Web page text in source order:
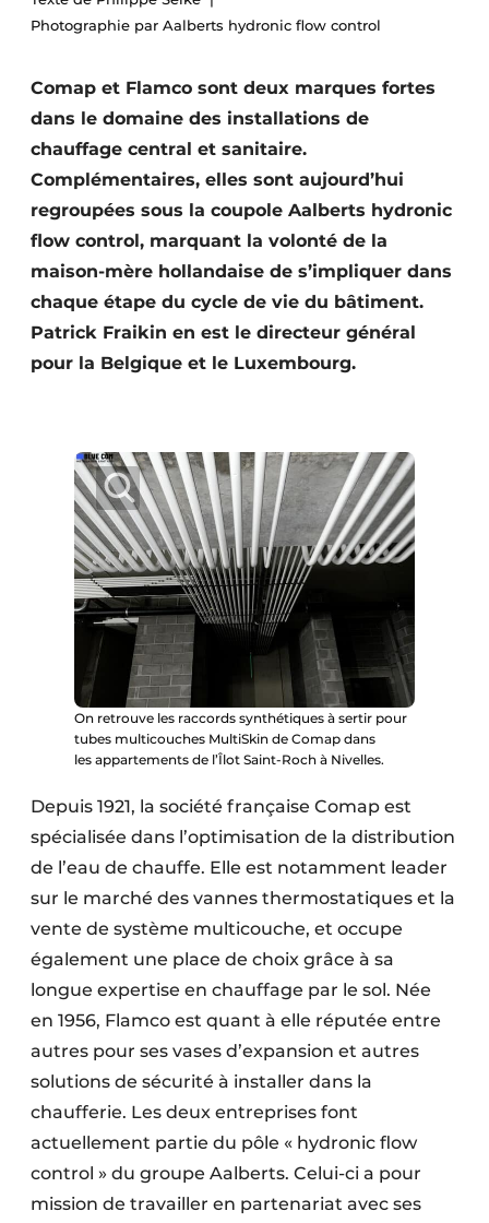
S’inscrire à l’événement
Termes et conditions
Photographie par Aalberts hydronic flow control
Comap et Flamco sont deux marques fortes
dans le domaine des installations de
chauffage central et sanitaire.
Complémentaires, elles sont aujourd’hui
regroupées sous la coupole Aalberts hydronic
flow control, marquant la volonté de la
maison-mère hollandaise de s’impliquer dans
chaque étape du cycle de vie du bâtiment.
Patrick Fraikin en est le directeur général
pour la Belgique et le Luxembourg.
On retrouve les raccords synthétiques à sertir pour
tubes multicouches MultiSkin de Comap dans
les appartements de l’Îlot Saint-Roch à Nivelles.
Depuis 1921, la société française Comap est
spécialisée dans l’optimisation de la distribution
de l’eau de chauffe. Elle est notamment leader
sur le marché des vannes thermostatiques et la
vente de système multicouche, et occupe
également une place de choix grâce à sa
longue expertise en chauffage par le sol. Née
en 1956, Flamco est quant à elle réputée entre
autres pour ses vases d’expansion et autres
solutions de sécurité à installer dans la
chaufferie. Les deux entreprises font
actuellement partie du pôle « hydronic flow
control » du groupe Aalberts. Celui-ci a pour
mission de travailler en partenariat avec ses